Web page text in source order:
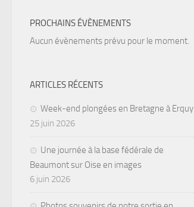
PROCHAINS ÉVÈNEMENTS
Aucun évènements prévu pour le moment.
ARTICLES RÉCENTS
Week-end plongées en Bretagne à Erquy
25 juin 2026
Une journée à la base fédérale de
Beaumont sur Oise en images
6 juin 2026